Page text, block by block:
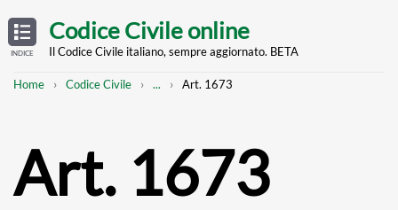
TABLE
OF
CONTENTS
INDICE
main
Codice Civile online
Il Codice Civile italiano, sempre aggiornato. BETA
Breadcrumb
Home Codice Civile
Mostra
... Art. 1673
Art. 1673